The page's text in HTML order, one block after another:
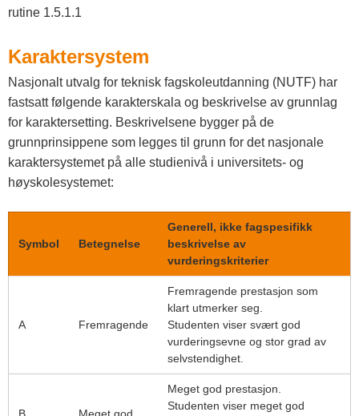
rutine 1.5.1.1
Karaktersystem
Nasjonalt utvalg for teknisk fagskoleutdanning (NUTF) har
fastsatt følgende karakterskala og beskrivelse av grunnlag
for karaktersetting. Beskrivelsene bygger på de
grunnprinsippene som legges til grunn for det nasjonale
karaktersystemet på alle studienivå i universitets- og
høyskolesystemet:
Symbol Betegnelse
Generell, ikke fagspesifikk
beskrivelse av
vurderingskriterier
A Fremragende
Fremragende prestasjon som
klart utmerker seg.
Studenten viser svært god
vurderingsevne og stor grad av
selvstendighet.
B Meget god
Meget god prestasjon.
Studenten viser meget god